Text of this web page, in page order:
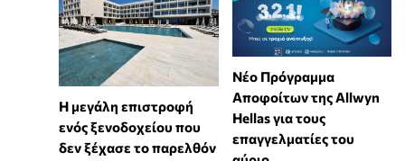
Η μεγάλη επιστροφή
ενός ξενοδοχείου που
δεν ξέχασε το παρελθόν
Νέο Πρόγραμμα
Αποφοίτων της Allwyn
Hellas για τους
επαγγελματίες του